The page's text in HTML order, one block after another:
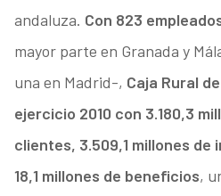
andaluza. Con 823
mayor parte en Granada y
una en Madrid-, Caja Rural
ejercicio 2010 con 3.180,3
clientes, 3.509,1 millones
18,1 millones de beneficios,